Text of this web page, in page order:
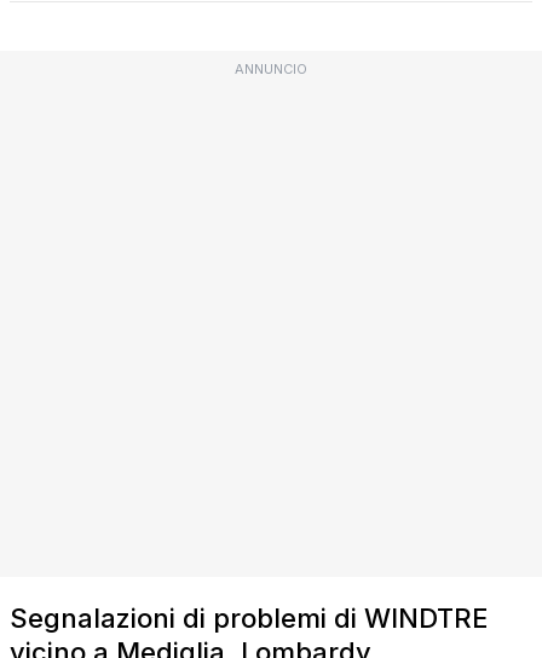
ANNUNCIO
Segnalazioni di problemi di WINDTRE